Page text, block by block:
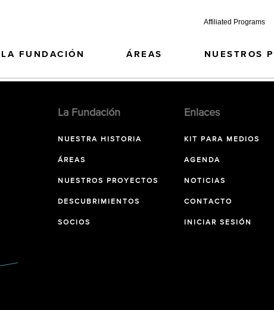
Affiliated Programs
LA FUNDACIÓN ÁREAS NUESTROS
La Fundación
NUESTRA HISTORIA
ÁREAS
NUESTROS PROYECTOS
DESCUBRIMIENTOS
SOCIOS
Enlaces
KIT PARA MEDIOS
AGENDA
NOTICIAS
CONTACTO
INICIAR SESIÓN